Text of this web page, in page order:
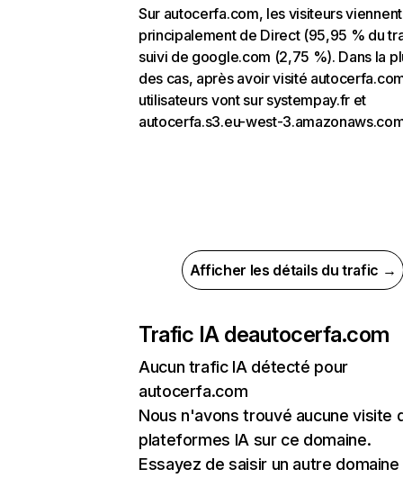
Sur autocerfa.com, les visiteurs viennent
principalement de Direct (95,95 % du
suivi de google.com (2,75 %). Dans la
des cas, après avoir visité
utilisateurs vont sur systempay.fr et
autocerfa.s3.eu-west-
Afficher les détails du trafic →
Trafic IA deautocerfa.com
Aucun trafic IA détecté pour
autocerfa.com
Nous n'avons trouvé aucune visite
plateformes IA sur ce domaine.
Essayez de saisir un autre domaine